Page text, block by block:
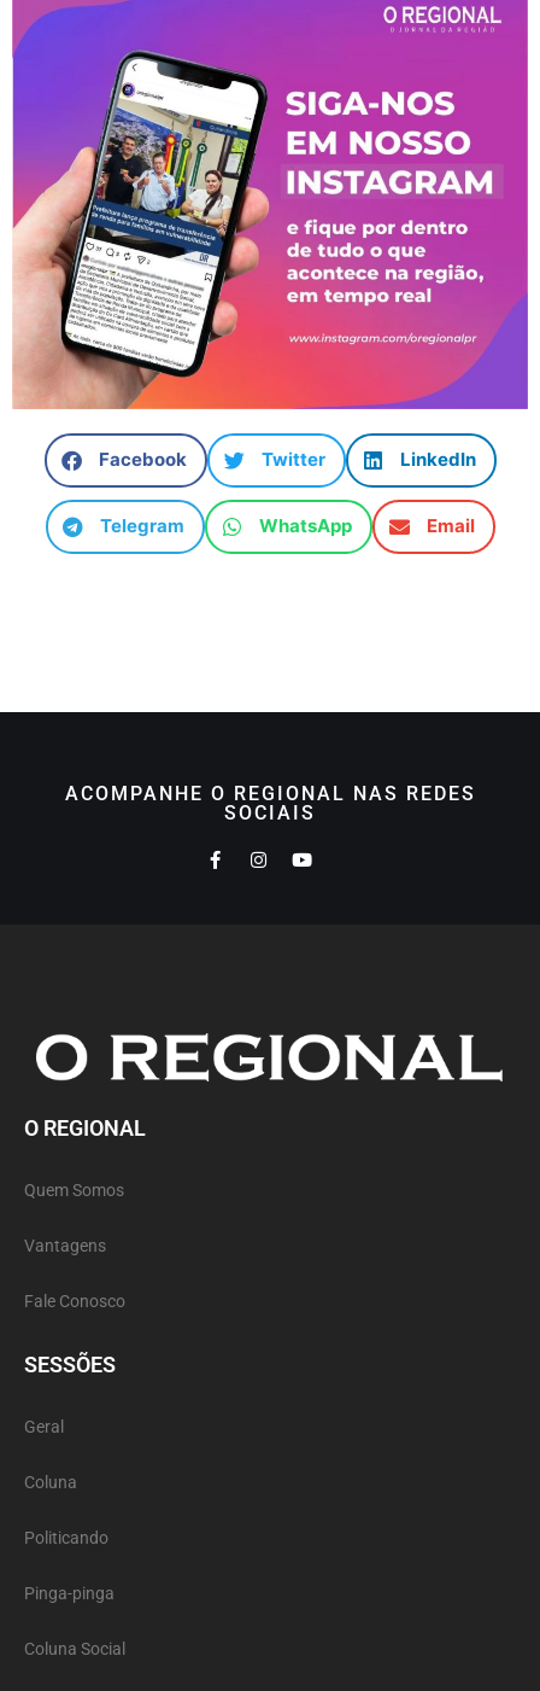
Facebook Twitter LinkedIn
Telegram WhatsApp Email
ACOMPANHE O REGIONAL NAS REDES
SOCIAIS
O REGIONAL
Quem Somos
Vantagens
Fale Conosco
SESSÕES
Geral
Coluna
Politicando
Pinga-pinga
Coluna Social